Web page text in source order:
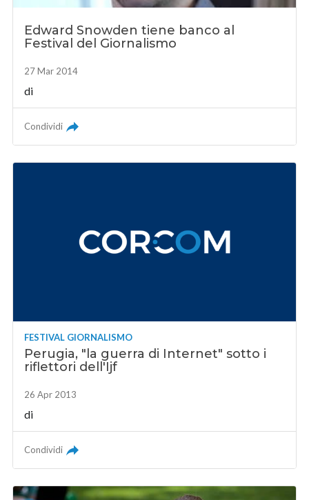
Edward Snowden tiene banco al
Festival del Giornalismo
27 Mar 2014
di
Condividi
FESTIVAL GIORNALISMO
Perugia, "la guerra di Internet" sotto i
riflettori dell'Ijf
26 Apr 2013
di
Condividi